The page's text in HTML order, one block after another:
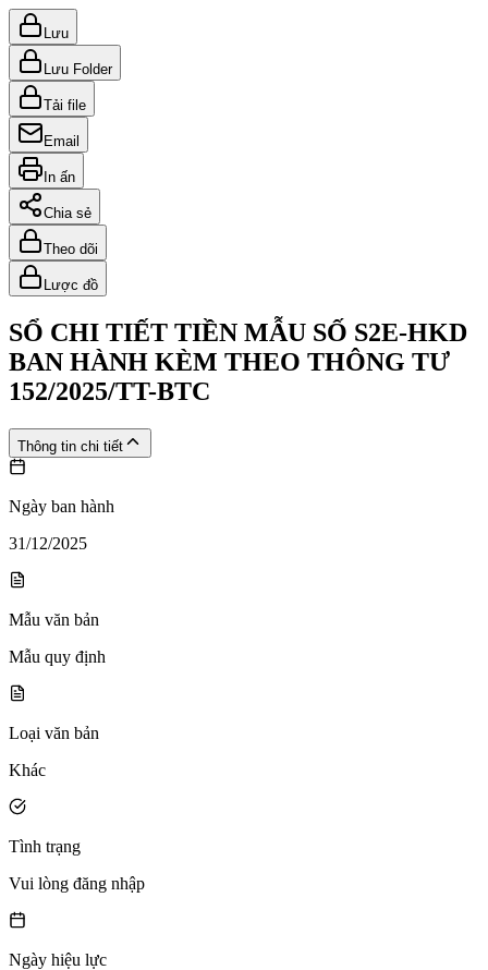
Lưu
Lưu Folder
Tải file
Email
In ấn
Chia sẻ
Theo dõi
Lược đồ
SỔ CHI TIẾT TIỀN MẪU SỐ S2E-HKD
BAN HÀNH KÈM THEO THÔNG TƯ
152/2025/TT-BTC
Thông tin chi tiết
Ngày ban hành
31/12/2025
Mẫu văn bản
Mẫu quy định
Loại văn bản
Khác
Tình trạng
Vui lòng đăng nhập
Ngày hiệu lực